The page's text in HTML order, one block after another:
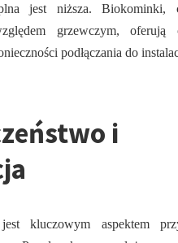
jest niższa. Biokominki,
grzewczym, oferują
podłączania do
i
jest kluczowym aspektem